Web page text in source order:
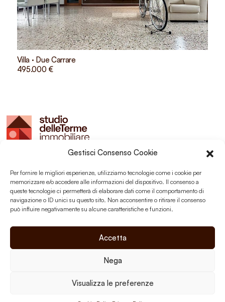
Gestisci Consenso Cookie
Per fornire le migliori esperienze, utilizziamo tecnologie come i cookie per
memorizzare e/o accedere alle informazioni del dispositivo. Il consenso a
queste tecnologie ci permetterà di elaborare dati come il comportamento di
navigazione o ID unici su questo sito. Non acconsentire o ritirare il consenso
può influire negativamente su alcune caratteristiche e funzioni.
Accetta
Nega
Visualizza le preferenze
Villa · Due Carrare
495.000 €
Studio delle Terme sas
P.I. 03203350289
Social